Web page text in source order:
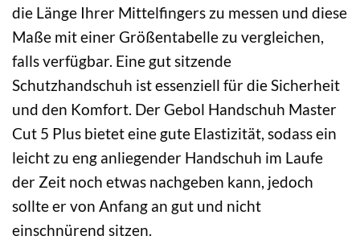
die Länge Ihrer Mittelfingers zu messen und diese
Maße mit einer Größentabelle zu vergleichen,
falls verfügbar. Eine gut sitzende
Schutzhandschuh ist essenziell für die Sicherheit
und den Komfort. Der Gebol Handschuh Master
Cut 5 Plus bietet eine gute Elastizität, sodass ein
leicht zu eng anliegender Handschuh im Laufe
der Zeit noch etwas nachgeben kann, jedoch
sollte er von Anfang an gut und nicht
einschnürend sitzen.